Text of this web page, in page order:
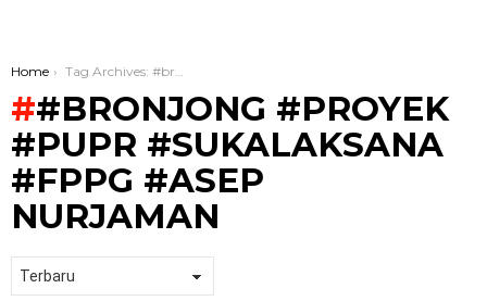
You are here:
Home Tag Archives: #bronjong #Proyek #PUPR #Sukalaksana #FPPG #Asep Nurjaman
#BRONJONG #PROYEK
#PUPR #SUKALAKSANA
#FPPG #ASEP
NURJAMAN